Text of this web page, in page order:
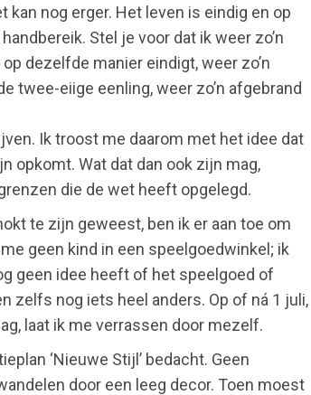
kan nog erger. Het leven is eindig en op
Stel je voor dat ik weer zo’n
dezelfde manier eindigt, weer zo’n
twee-eiige eenling, weer zo’n afgebrand
Ik troost me daarom met het idee dat
opkomt. Wat dat dan ook zijn mag,
die de wet heeft opgelegd.
te zijn geweest, ben ik er aan toe om
geen kind in een speelgoedwinkel; ik
geen idee heeft of het speelgoed of
zelfs nog iets heel anders. Op of ná 1 juli,
laat ik me verrassen door mezelf.
‘Nieuwe Stijl’ bedacht. Geen
door een leeg decor. Toen moest